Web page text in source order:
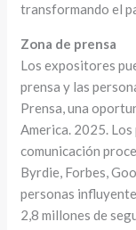
transformando el
Zona de prensa
Los expositores
prensa y las
Prensa, una
America. 2025.
comunicación
Byrdie, Forbes,
personas
2,8 millones de